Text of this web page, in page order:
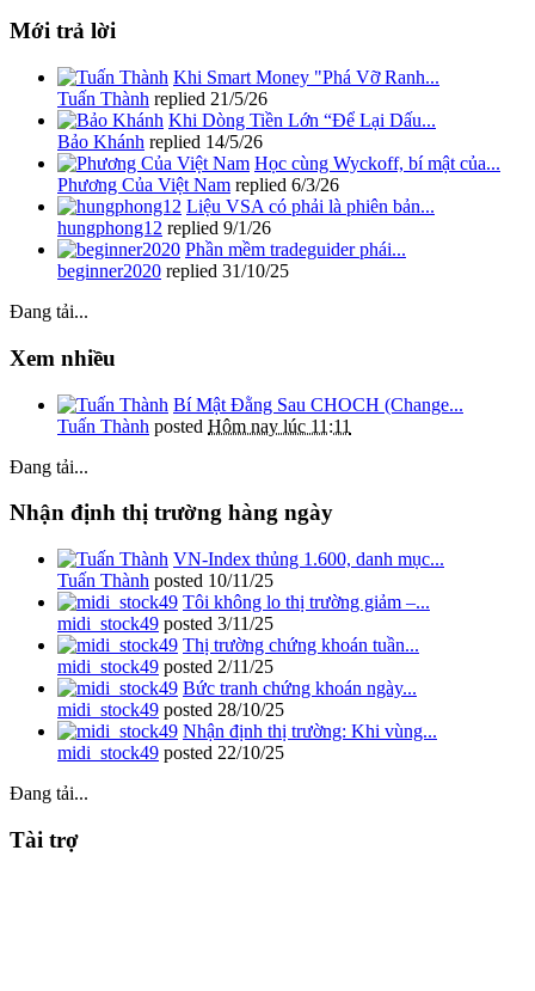
Mới trả lời
Khi Smart Money "Phá Vỡ Ranh...
Tuấn Thành replied 21/5/26
Khi Dòng Tiền Lớn “Để Lại Dấu...
Bảo Khánh replied 14/5/26
Học cùng Wyckoff, bí mật của...
Phương Của Việt Nam replied 6/3/26
Liệu VSA có phải là phiên bản...
hungphong12 replied 9/1/26
Phần mềm tradeguider phái...
beginner2020 replied 31/10/25
Đang tải...
Xem nhiều
Bí Mật Đằng Sau CHOCH (Change...
Tuấn Thành posted Hôm nay lúc 11:11
Đang tải...
Nhận định thị trường hàng ngày
VN-Index thủng 1.600, danh mục...
Tuấn Thành posted 10/11/25
Tôi không lo thị trường giảm –...
midi_stock49 posted 3/11/25
Thị trường chứng khoán tuần...
midi_stock49 posted 2/11/25
Bức tranh chứng khoán ngày...
midi_stock49 posted 28/10/25
Nhận định thị trường: Khi vùng...
midi_stock49 posted 22/10/25
Đang tải...
Tài trợ